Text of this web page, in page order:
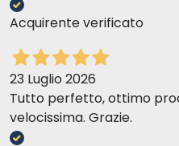
Acquirente verificato
23 Luglio 2026
Tutto perfetto, ottimo
velocissima. Grazie.